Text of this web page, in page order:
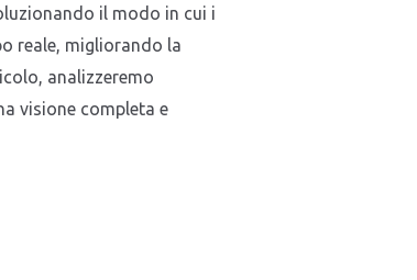
il modo in cui i
reale, migliorando la
analizzeremo
visione completa e